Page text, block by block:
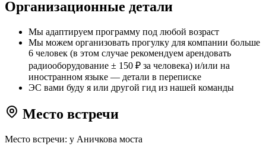
Организационные детали
Мы адаптируем программу под любой возраст
Мы можем организовать прогулку для компании больше
6 человек (в этом случае рекомендуем арендовать
радиооборудование ± 150 ₽ за человека) и/или на
иностранном языке — детали в переписке
ЭС вами буду я или другой гид из нашей команды
Место встречи
Место встречи: у Аничкова моста